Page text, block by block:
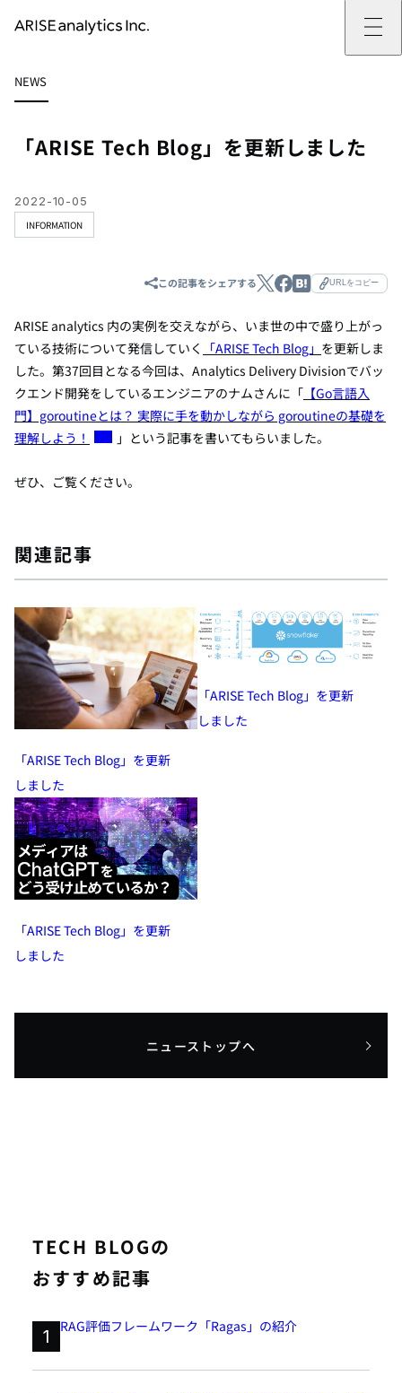
ARISE analyticsとはトップ
ミッション・バリュー
働きがいのある会社づくり
サービス
提供サービストップ
カスタマーサポート改革
ドローン・ビジネス活用
生成AI活用支援
実績
データドリブン改革の推進支援
新規事業の立ち上げ支援
企業情報
企業情報トップ
サステナビリティ
お問い合わせ
ニュース
プレスリリース
イベント
TECH BLOG
PAPER
採用トップ
新卒採用
働く環境
数字で見るARISE analytics
NEWS
「ARISE Tech Blog」を更新しました
INFORMATION
2022-10-05
この記事をシェアする URLをコピー
ARISE analytics 内の実例を交えながら、いま世の中で盛り上がっ
ている技術について発信していく
「ARISE Tech Blog」 を更新しま
した。第37回目となる今回は、 Analytics Delivery Divisionでバッ
クエンド開発をしているエンジニアのナムさんに「 【Go言語入
門】goroutineとは？ 実際に手を動かしながら goroutineの基礎を
理解しよう！
」 という記事を書いてもらいました。
ぜひ、ご覧ください。
関連記事
「ARISE Tech Blog」を更新
しました
「ARISE Tech Blog」を更新
しました
「ARISE Tech Blog」を更新
しました
ニューストップへ
TECH BLOGの
おすすめ記事
1 RAG評価フレームワーク「Ragas」の紹介